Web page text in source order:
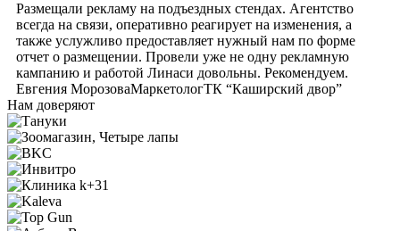
Размещали рекламу на подъездных стендах. Агентство
всегда на связи, оперативно реагирует на изменения, а
также услужливо предоставляет нужный нам по форме
отчет о размещении. Провели уже не одну рекламную
кампанию и работой Линаси довольны. Рекомендуем.
Евгения МорозоваМаркетологТК “Каширский двор”
Нам доверяют